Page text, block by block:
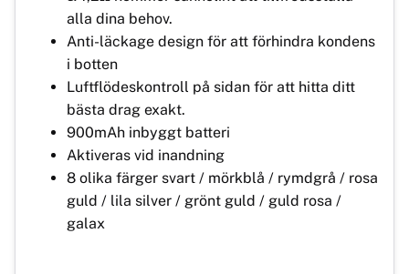
alla dina behov.
Anti-läckage design för att förhindra kondens
i botten
Luftflödeskontroll på sidan för att hitta ditt
bästa drag exakt.
900mAh inbyggt batteri
Aktiveras vid inandning
8 olika färger svart / mörkblå / rymdgrå / rosa
guld / lila silver / grönt guld / guld rosa /
galax